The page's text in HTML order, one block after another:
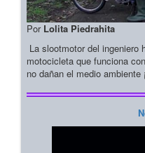
Por Lolita Piedrahita
La slootmotor del
motocicleta que funciona
no dañan el medio ambiente